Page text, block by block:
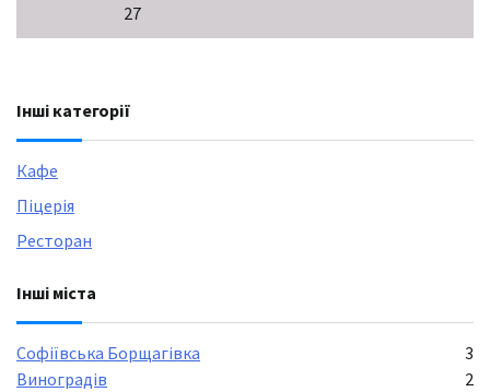
27
Інші категорії
Кафе
Піцерія
Ресторан
Інші міста
Софіївська Борщагівка
3
Виноградів
2